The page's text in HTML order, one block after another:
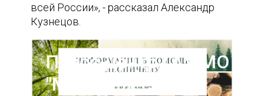
всей России», - рассказал Александр
Кузнецов.
Пресс-центр ГАУ МО
"Мособллес"